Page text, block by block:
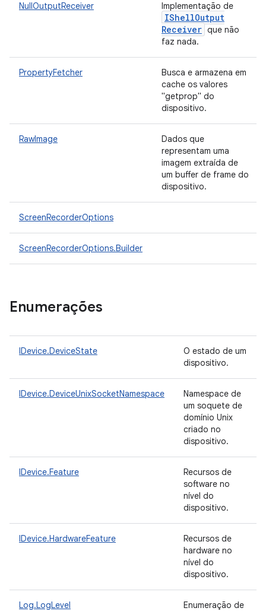
NullOutputReceiver Implementação de
IShellOutput
Receiver que não
faz nada.
PropertyFetcher
Busca e armazena em
cache os valores
"getprop" do
dispositivo.
RawImage
Dados que
representam uma
imagem extraída de
um buffer de frame do
dispositivo.
ScreenRecorderOptions
ScreenRecorderOptions.Builder
Enumerações
IDevice.DeviceState
O estado de um
dispositivo.
IDevice.DeviceUnixSocketNamespace
Namespace de
um soquete de
domínio Unix
criado no
dispositivo.
IDevice.Feature
Recursos de
software no
nível do
dispositivo.
IDevice.HardwareFeature
Recursos de
hardware no
nível do
dispositivo.
Log.LogLevel
Enumeração de